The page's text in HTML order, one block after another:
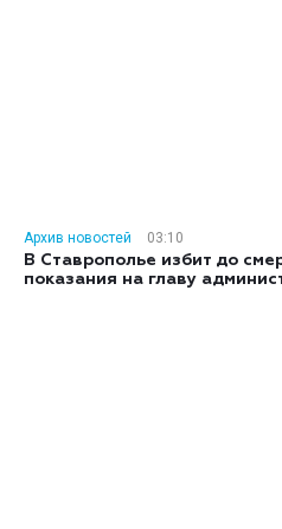
Архив новостей
03:10
В Ставрополье избит до
показания на главу